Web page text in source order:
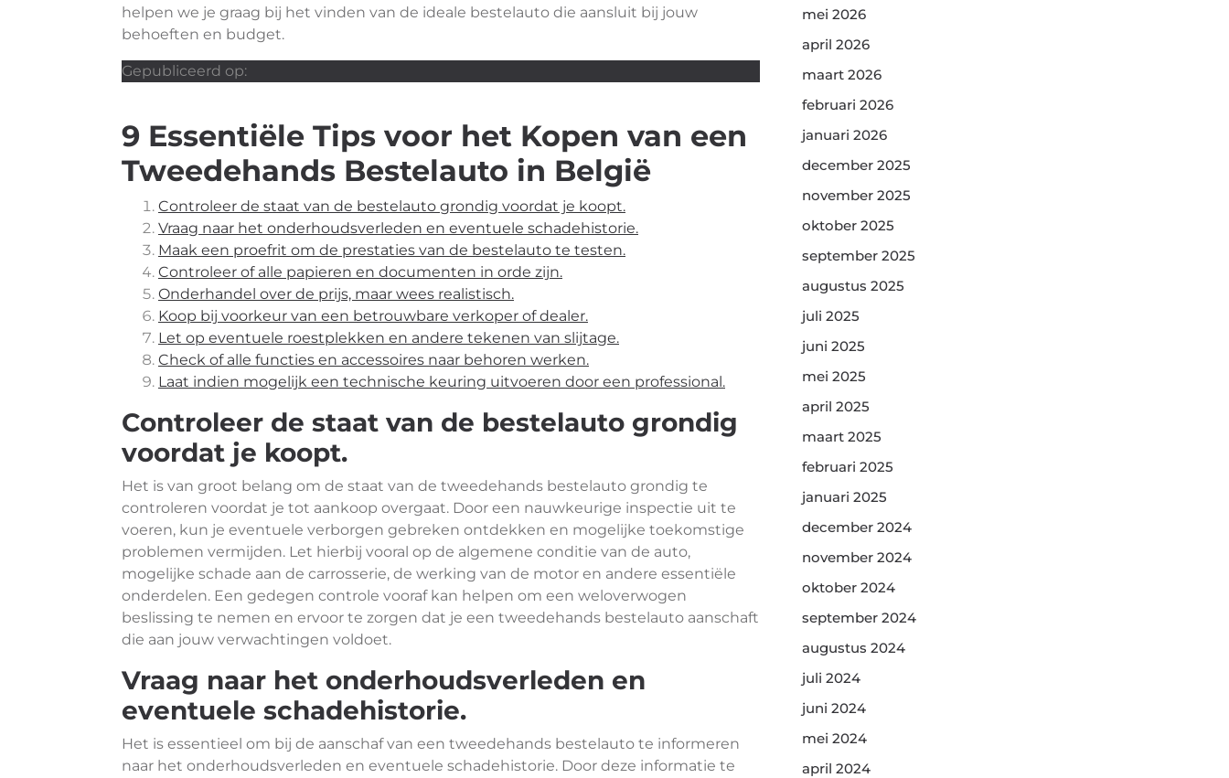
helpen we je graag bij het vinden van de ideale bestelauto die aansluit bij jouw
behoeften en budget.
Gepubliceerd op:
9 Essentiële Tips voor het Kopen van een
Tweedehands Bestelauto in België
Controleer de staat van de bestelauto grondig voordat je koopt.
Vraag naar het onderhoudsverleden en eventuele schadehistorie.
Maak een proefrit om de prestaties van de bestelauto te testen.
Controleer of alle papieren en documenten in orde zijn.
Onderhandel over de prijs, maar wees realistisch.
Koop bij voorkeur van een betrouwbare verkoper of dealer.
Let op eventuele roestplekken en andere tekenen van slijtage.
Check of alle functies en accessoires naar behoren werken.
Laat indien mogelijk een technische keuring uitvoeren door een professional.
Controleer de staat van de bestelauto grondig
voordat je koopt.
Het is van groot belang om de staat van de tweedehands bestelauto grondig te
controleren voordat je tot aankoop overgaat. Door een nauwkeurige inspectie uit te
voeren, kun je eventuele verborgen gebreken ontdekken en mogelijke toekomstige
problemen vermijden. Let hierbij vooral op de algemene conditie van de auto,
mogelijke schade aan de carrosserie, de werking van de motor en andere essentiële
onderdelen. Een gedegen controle vooraf kan helpen om een weloverwogen
beslissing te nemen en ervoor te zorgen dat je een tweedehands bestelauto aanschaft
die aan jouw verwachtingen voldoet.
Vraag naar het onderhoudsverleden en
eventuele schadehistorie.
Het is essentieel om bij de aanschaf van een tweedehands bestelauto te informeren
naar het onderhoudsverleden en eventuele schadehistorie. Door deze informatie te
mei 2026
april 2026
maart 2026
februari 2026
januari 2026
december 2025
november 2025
oktober 2025
september 2025
augustus 2025
juli 2025
juni 2025
mei 2025
april 2025
maart 2025
februari 2025
januari 2025
december 2024
november 2024
oktober 2024
september 2024
augustus 2024
juli 2024
juni 2024
mei 2024
april 2024